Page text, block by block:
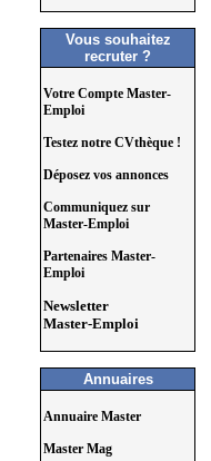
Vous souhaitez
recruter ?
Votre Compte Master-
Emploi
Testez notre CVthèque !
Déposez vos annonces
Communiquez sur
Master-Emploi
Partenaires Master-
Emploi
Newsletter
Master-Emploi
Annuaires
Annuaire Master
Master Mag